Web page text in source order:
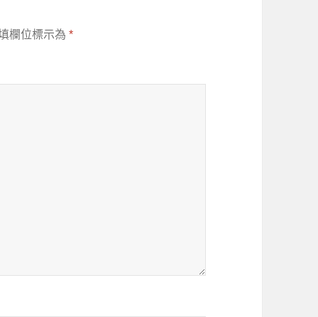
欄位標示為*